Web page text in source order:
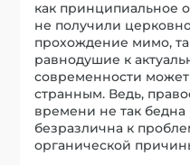
как принципиальное
не получили
прохождение мимо,
равнодушие к
современности может
странным. Ведь,
времени не так бедна
безразлична к
органической